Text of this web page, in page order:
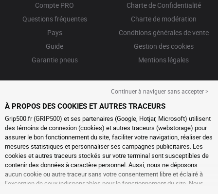
Compte PRO
Questions fréquentes
Pays
Guide
Garantie pneus
Charte de Confidentialité
Charte de modération
Conditions générales de vente
Gestion des cookies
Mentions légales
Continuer à naviguer sans accepter >
À PROPOS DES COOKIES ET AUTRES TRACEURS
Grip500.fr (GRIP500) et ses partenaires (Google, Hotjar, Microsoft) utilisent
des témoins de connexion (cookies) et autres traceurs (webstorage) pour
assurer le bon fonctionnement du site, faciliter votre navigation, réaliser des
mesures statistiques et personnaliser ses campagnes publicitaires. Les
cookies et autres traceurs stockés sur votre terminal sont susceptibles de
contenir des données à caractère personnel. Aussi, nous ne déposons
aucun cookie ou autre traceur sans votre consentement libre et éclairé à
l’exception de ceux indispensables pour le fonctionnement du site. Nous